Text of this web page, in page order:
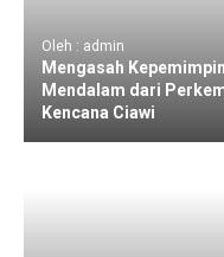
Oleh : admin
Mengasah
Mendalam dari
Kencana Ciawi